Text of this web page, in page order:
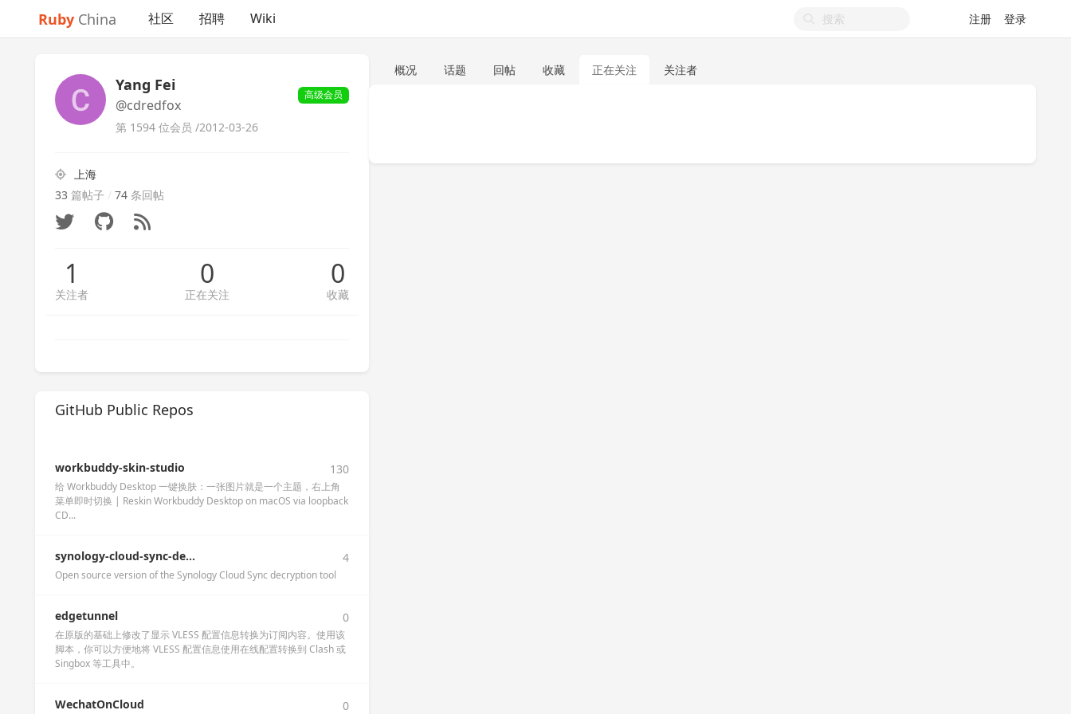
Ruby China 社区 招聘 Wiki 注册 登录
Yang Fei
@cdredfox
高级会员
第 1594 位会员 /2012-03-26
上海
33 篇帖子 / 74 条回帖
1
关注者
0
正在关注
0
收藏
GitHub Public Repos
workbuddy-skin-studio 130
给 Workbuddy Desktop 一键换肤：一张图片就是一个主题，右上角
菜单即时切换 | Reskin Workbuddy Desktop on macOS via loopback
CD...
synology-cloud-sync-de... 4
Open source version of the Synology Cloud Sync decryption tool
edgetunnel 0
在原版的基础上修改了显示 VLESS 配置信息转换为订阅内容。使用该
脚本，你可以方便地将 VLESS 配置信息使用在线配置转换到 Clash 或
Singbox 等工具中。
WechatOnCloud 0
概况 话题 回帖 收藏 正在关注 关注者